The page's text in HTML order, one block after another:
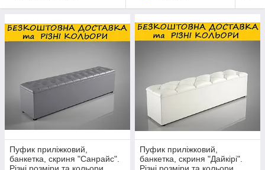
Пуфик приліжковий,
банкетка, скриня "Санрайс".
Пуфик приліжковий,
банкетка, скриня "Дайкірі".